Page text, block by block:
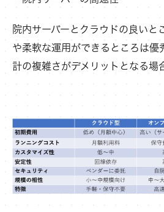
院内サーバーとクラウドの良いと
や柔軟な運用ができるところは優
計の複雑さがデメリットとなる場